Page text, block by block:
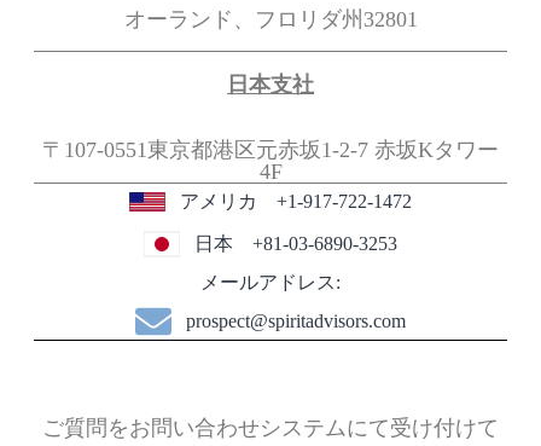
オーランド、フロリダ州32801
日本支社
〒107-0551東京都港区元赤坂1-2-7 赤坂Kタワー
4F
アメリカ +1-917-722-1472
日本 +81-03-6890-3253
メールアドレス:
prospect@spiritadvisors.com
ご質問をお問い合わせシステムにて受け付けて